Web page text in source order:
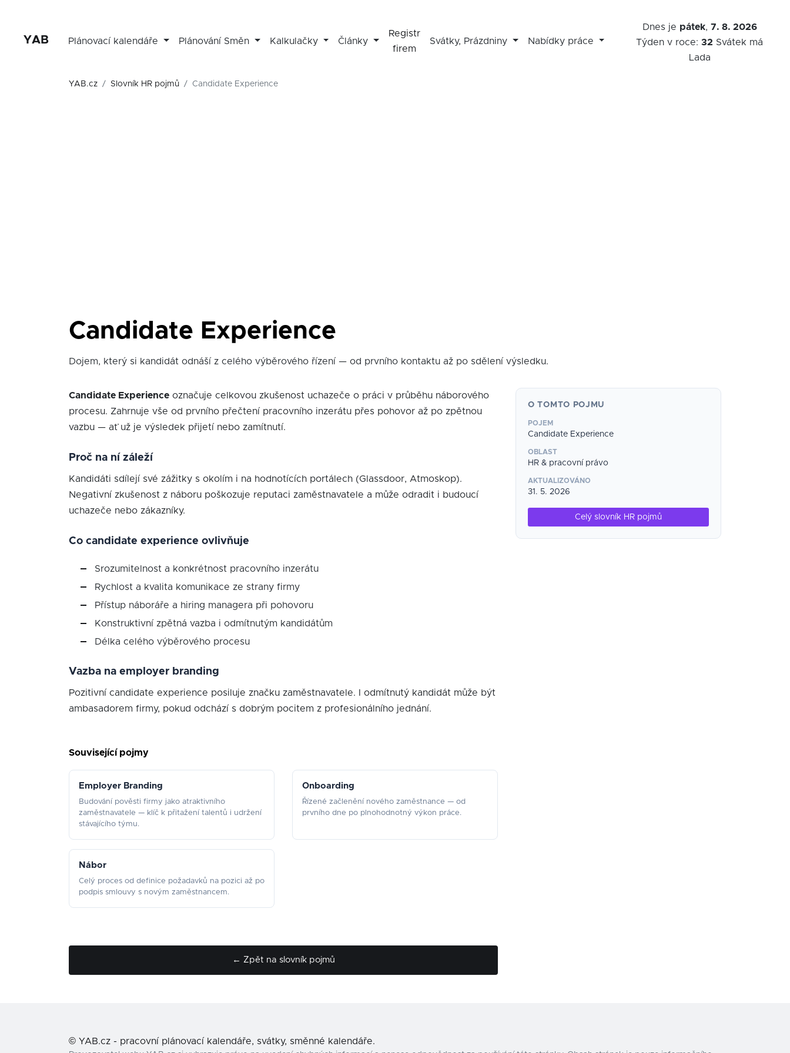
YAB Plánovací kalendáře Plánování Směn Kalkulačky Články
Registr
firem
Svátky, Prázdniny Nabídky práce
Dnes je pátek, 7. 8. 2026
Týden v roce:32 Svátek má
Lada
YAB.cz Slovník HR pojmů Candidate Experience
Candidate Experience
Dojem, který si kandidát odnáší z celého výběrového řízení — od prvního kontaktu až po sdělení výsledku.
Candidate Experience označuje celkovou zkušenost uchazeče o práci v průběhu náborového
procesu. Zahrnuje vše od prvního přečtení pracovního inzerátu přes pohovor až po zpětnou
vazbu — ať už je výsledek přijetí nebo zamítnutí.
Proč na ní záleží
Kandidáti sdílejí své zážitky s okolím i na hodnotících portálech (Glassdoor, Atmoskop).
Negativní zkušenost z náboru poškozuje reputaci zaměstnavatele a může odradit i budoucí
uchazeče nebo zákazníky.
Co candidate experience ovlivňuje
Srozumitelnost a konkrétnost pracovního inzerátu
Rychlost a kvalita komunikace ze strany firmy
Přístup náboráře a hiring managera při pohovoru
Konstruktivní zpětná vazba i odmítnutým kandidátům
Délka celého výběrového procesu
Vazba na employer branding
Pozitivní candidate experience posiluje značku zaměstnavatele. I odmítnutý kandidát může být
ambasadorem firmy, pokud odchází s dobrým pocitem z profesionálního jednání.
Související pojmy
Employer Branding
Budování pověsti firmy jako atraktivního
zaměstnavatele — klíč k přitažení talentů i udržení
stávajícího týmu.
Onboarding
Řízené začlenění nového zaměstnance — od
prvního dne po plnohodnotný výkon práce.
Nábor
Celý proces od definice požadavků na pozici až po
podpis smlouvy s novým zaměstnancem.
← Zpět na slovník pojmů
O TOMTO POJMU
POJEM
Candidate Experience
OBLAST
HR & pracovní právo
AKTUALIZOVÁNO
31. 5. 2026
Celý slovník HR pojmů
© YAB.cz - pracovní plánovací kalendáře, svátky, směnné kalendáře.